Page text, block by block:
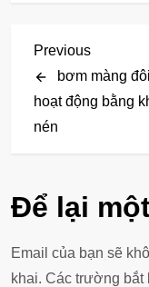
Đ
i
ề
h
ư
Previous
Post
Previous
bơm màng đôi
hoạt động bằng
nén
Để lại
Email của bạn sẽ
khai. Các trường bắt